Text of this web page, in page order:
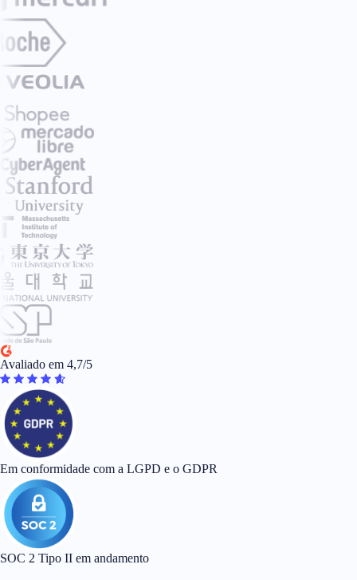
Avaliado em 4,7/5
Em conformidade com a LGPD e o GDPR
SOC 2 Tipo II em andamento